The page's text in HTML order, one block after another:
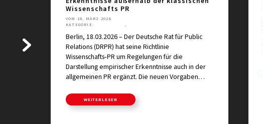
Wissenschafts PR
VOM 18. MÄRZ 2026
KATEGORIE:
Berlin, 18.03.2026 – Der Deutsche Rat für Public
Relations (DRPR) hat seine Richtlinie
Wissenschafts‑PR um Regelungen für die
Darstellung empirischer Erkenntnisse auch in der
allgemeinen PR ergänzt. Die neuen Vorgaben…
WEITERLESEN